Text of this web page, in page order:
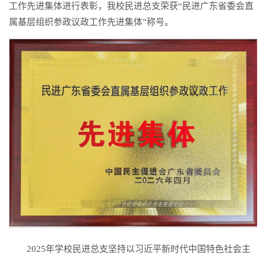
工作先进集体进行表彰，我校民进总支荣获“民进广东省委会直
属基层组织参政议政工作先进集体”称号。
2025年学校民进总支坚持以习近平新时代中国特色社会主